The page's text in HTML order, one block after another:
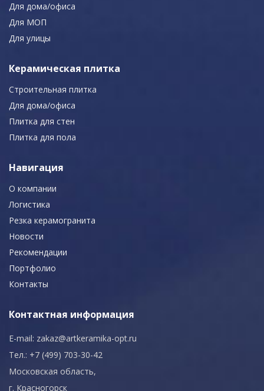
Для дома/офиса
Для МОП
Для улицы
Керамическая плитка
Строительная плитка
Для дома/офиса
Плитка для стен
Плитка для пола
Навигация
О компании
Логистика
Резка керамогранита
Новости
Рекомендации
Портфолио
Контакты
Контактная информация
E-mail: zakaz@artkeramika-opt.ru
Тел.: +7 (499) 703-30-42
Московская область,
г. Красногорск